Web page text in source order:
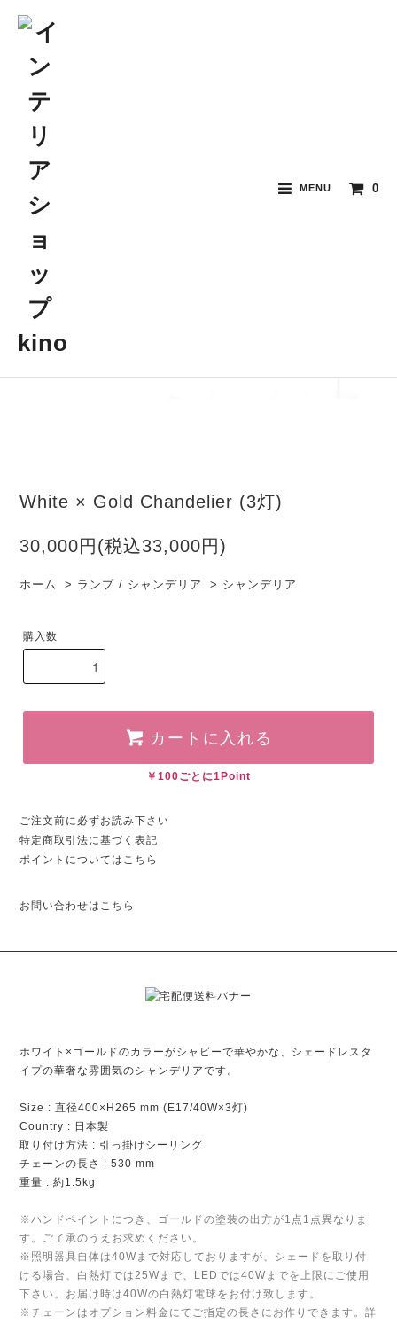
MENU 0
White × Gold Chandelier (3灯)
30,000円(税込33,000円)
ホーム > ランプ / シャンデリア > シャンデリア
購入数
カートに入れる
￥100ごとに1Point
ご注文前に必ずお読み下さい
特定商取引法に基づく表記
ポイントについてはこちら
お問い合わせはこちら
ホワイト×ゴールドのカラーがシャビーで華やかな、シェードレスタ
イプの華奢な雰囲気のシャンデリアです。
Size : 直径400×H265 mm (E17/40W×3灯)
Country : 日本製
取り付け方法 : 引っ掛けシーリング
チェーンの長さ : 530 mm
重量 : 約1.5kg
※ハンドペイントにつき、ゴールドの塗装の出方が1点1点異なりま
す。ご了承のうえお求めください。
※照明器具自体は40Wまで対応しておりますが、シェードを取り付
ける場合、白熱灯では25Wまで、LEDでは40Wまでを上限にご使用
下さい。お届け時は40Wの白熱灯電球をお付け致します。
※チェーンはオプション料金にてご指定の長さにお作りできます。詳